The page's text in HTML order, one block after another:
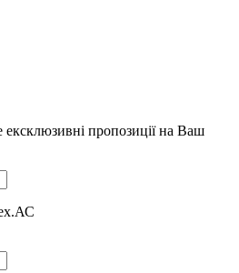
ексклюзивні пропозиції на Ваш